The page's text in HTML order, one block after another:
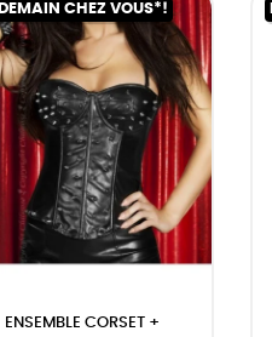
DEMAIN CHEZ VOUS*!
ENSEMBLE CORSET +